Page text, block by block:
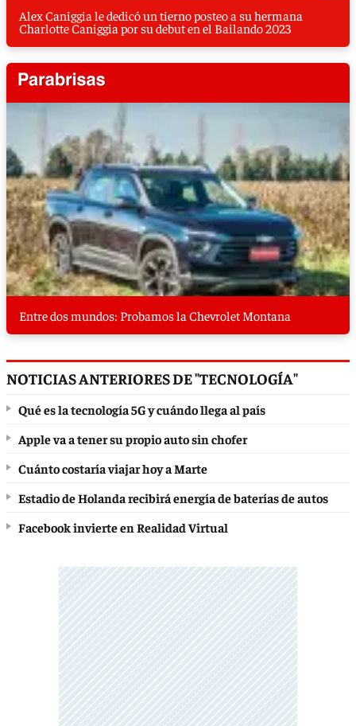
Alex Caniggia le dedicó un tierno posteo a su hermana
Charlotte Caniggia por su debut en el Bailando 2023
Entre dos mundos: Probamos la Chevrolet Montana
NOTICIAS ANTERIORES DE "TECNOLOGÍA"
Qué es la tecnología 5G y cuándo llega al país
Apple va a tener su propio auto sin chofer
Cuánto costaría viajar hoy a Marte
Estadio de Holanda recibirá energía de baterías de autos
Facebook invierte en Realidad Virtual